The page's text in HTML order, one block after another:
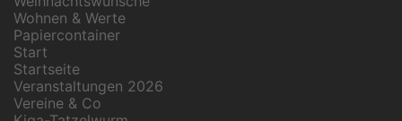
Wohnen & Werte
Papiercontainer
Start
Startseite
Veranstaltungen 2026
Vereine & Co